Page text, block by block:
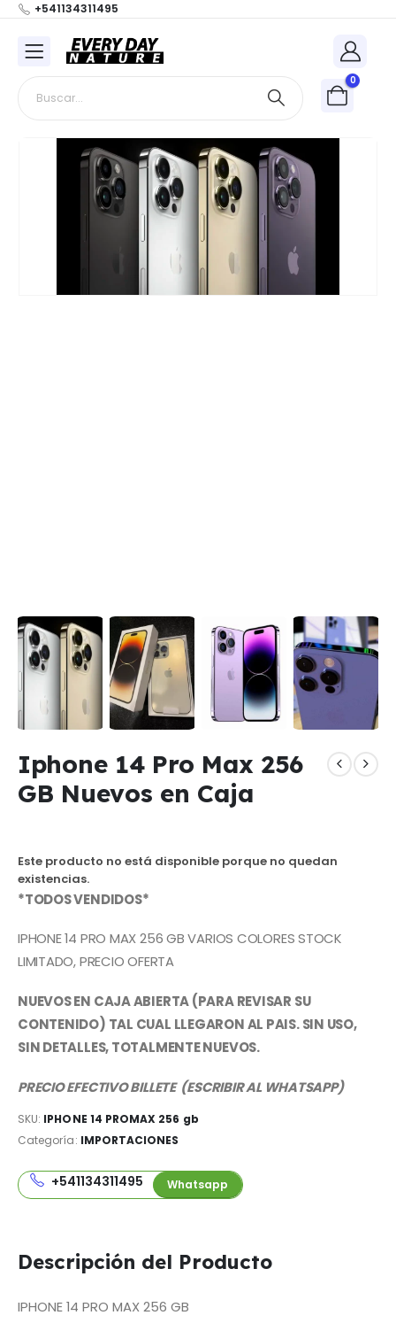
+541134311495
0
Iphone 14 Pro Max 256
GB Nuevos en Caja
Este producto no está disponible porque no quedan
existencias.
*TODOS VENDIDOS*
IPHONE 14 PRO MAX 256 GB VARIOS COLORES STOCK
LIMITADO, PRECIO OFERTA
NUEVOS EN CAJA ABIERTA (PARA REVISAR SU
CONTENIDO) TAL CUAL LLEGARON AL PAIS. SIN USO,
SIN DETALLES, TOTALMENTE NUEVOS.
PRECIO EFECTIVO BILLETE (ESCRIBIR AL WHATSAPP)
SKU: IPHONE 14 PROMAX 256 gb
Categoría: IMPORTACIONES
+541134311495 Whatsapp
Descripción del Producto
IPHONE 14 PRO MAX 256 GB